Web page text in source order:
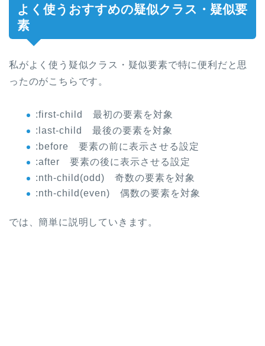
よく使うおすすめの疑似クラス・疑似要
素
私がよく使う疑似クラス・疑似要素で特に便利だと思
ったのがこちらです。
:first-child 最初の要素を対象
:last-child 最後の要素を対象
:before 要素の前に表示させる設定
:after 要素の後に表示させる設定
:nth-child(odd) 奇数の要素を対象
:nth-child(even) 偶数の要素を対象
では、簡単に説明していきます。